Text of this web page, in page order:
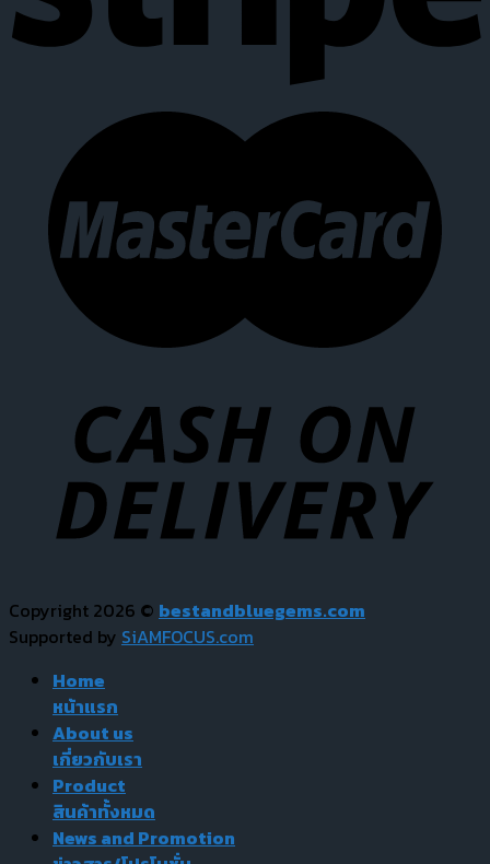
Copyright 2026 © bestandbluegems.com
Supported by SiAMFOCUS.com
Home
หน้าแรก
About us
เกี่ยวกับเรา
Product
สินค้าทั้งหมด
News and Promotion